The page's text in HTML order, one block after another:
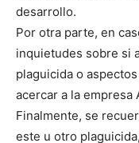
desarrollo.
Por otra parte, en
inquietudes sobre si
plaguicida o
acercar a la empresa
Finalmente, se
este u otro